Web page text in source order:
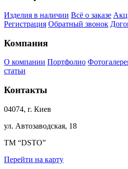
Изделия в наличии Всё о заказе
Регистрация Обратный звонок
Компания
О компании Портфолио
статьи
Контакты
04074, г. Киев
ул. Автозаводская, 18
ТМ “DSTO”
Перейти на карту